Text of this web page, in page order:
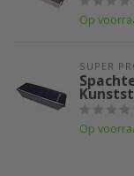
Op
SUPER
Op